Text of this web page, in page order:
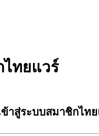
ทยแวร์
ข้าสู่ระบบสมาชิกไท